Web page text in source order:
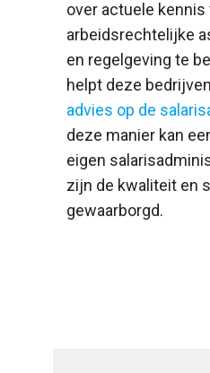
over actuele kennis
arbeidsrechtelijke
en regelgeving te
helpt deze
advies op de
deze manier kan
eigen
zijn de kwaliteit en
gewaarborgd.